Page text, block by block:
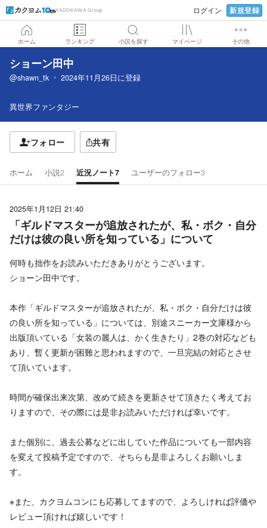
KADOKAWA Group ログイン 新規登録
ホーム ランキング 小説を探す マイページ その他
ショーン田中
@shawn_tk 2024年11月26日に登録
異世界ファンタジー
フォロー 共有
ホーム 小説2 近況ノート7 ユーザーのフォロー3
2025年1月12日 21:40
「ギルドマスターが追放されたが、私・ボク・自分
だけは彼の良い所を知っている」について
何時も拙作をお読みいただきありがとうございます。
ショーン田中です。
本作「ギルドマスターが追放されたが、私・ボク・自分だけは彼
の良い所を知っている」については、別途スニーカー文庫様から
出版頂いている「女装の麗人は、かく生きたり」2巻の対応なども
あり、暫く更新が困難と思われますので、一旦完結の対応とさせ
て頂いています。
時間が確保出来次第、改めて続きを更新させて頂きたく考えてお
りますので、その際には是非お読みいただければ幸いです。
また個別に、過去公募などに出していた作品についても一部内容
を変えて投稿予定ですので、そちらも是非よろしくお願いしま
す。
※また、カクヨムコンにも応募してますので、よろしければ評価や
レビュー頂ければ嬉しいです！